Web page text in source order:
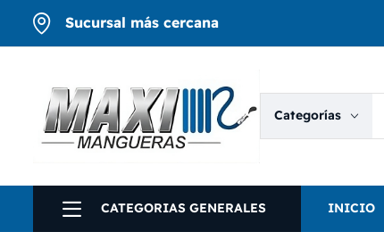
Sucursal más cercana
Categorías
CATEGORIAS GENERALES INICIO